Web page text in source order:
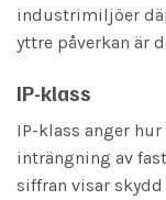
industrimiljöer
yttre påverkan är
IP-klass
IP-klass anger
inträngning av
siffran visar